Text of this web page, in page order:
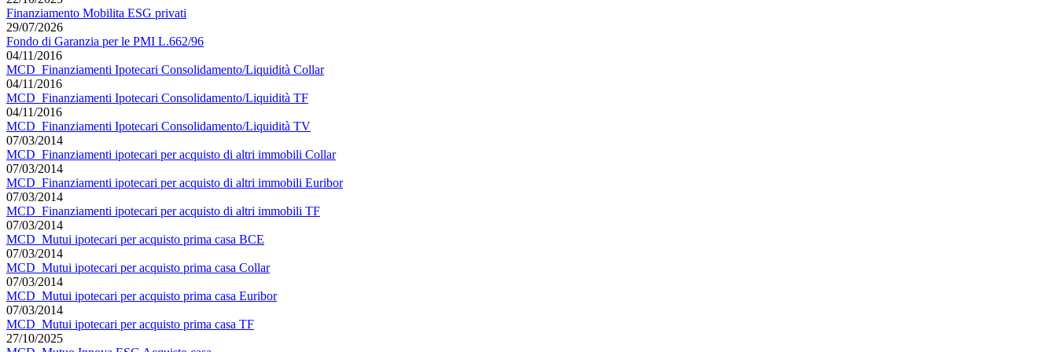
Finanziamento Mobilita ESG privati
29/07/2026
Fondo di Garanzia per le PMI L.662/96
04/11/2016
MCD_Finanziamenti Ipotecari Consolidamento/Liquidità Collar
04/11/2016
MCD_Finanziamenti Ipotecari Consolidamento/Liquidità TF
04/11/2016
MCD_Finanziamenti Ipotecari Consolidamento/Liquidità TV
07/03/2014
MCD_Finanziamenti ipotecari per acquisto di altri immobili Collar
07/03/2014
MCD_Finanziamenti ipotecari per acquisto di altri immobili Euribor
07/03/2014
MCD_Finanziamenti ipotecari per acquisto di altri immobili TF
07/03/2014
MCD_Mutui ipotecari per acquisto prima casa BCE
07/03/2014
MCD_Mutui ipotecari per acquisto prima casa Collar
07/03/2014
MCD_Mutui ipotecari per acquisto prima casa Euribor
07/03/2014
MCD_Mutui ipotecari per acquisto prima casa TF
27/10/2025